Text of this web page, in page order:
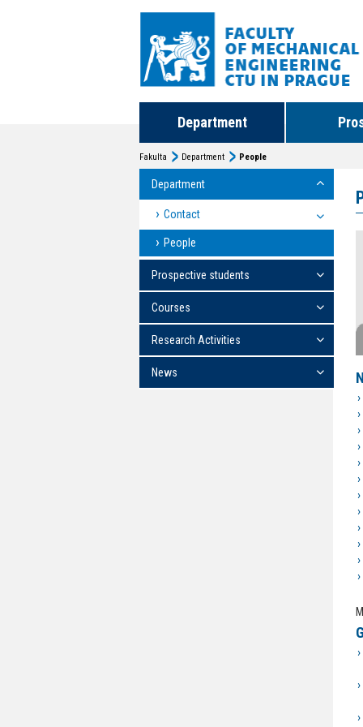
Department
Fakulta Department People
Department
Contact
People
Prospective students
Courses
Research Activities
News